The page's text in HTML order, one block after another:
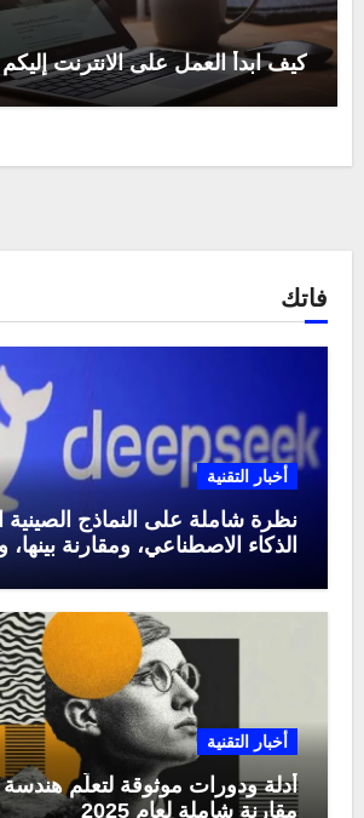
كيف ابدأ العمل على الانترنت
فاتك
أخبار التقنية
نظرة شاملة على النماذج الصينية
الذكاء الاصطناعي، ومقارنة
أخبار التقنية
أدلة ودورات موثوقة لتعلّم
مقارنة شاملة لعام 2025